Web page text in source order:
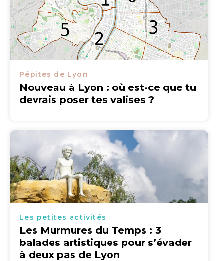
Pépites de Lyon
Nouveau à Lyon : où est-ce que tu
devrais poser tes valises ?
Les petites activités
Les Murmures du Temps : 3
balades artistiques pour s’évader
à deux pas de Lyon